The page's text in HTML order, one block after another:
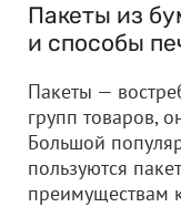
Пакеты из
и способы
Пакеты —
групп товаров,
Большой
пользуются
преимуществам